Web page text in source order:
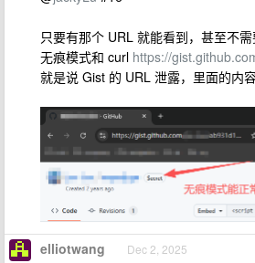
只要有那个 URL 就能看到，甚至不
无痕模式和 curl https://
就是说 Gist 的 URL 泄露，里面的内
elliotwang Dec 2, 2025